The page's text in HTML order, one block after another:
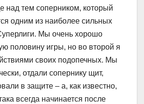
над тем соперником, который
одним из наиболее сильных
Мы очень хорошо
половину игры, но во второй я
своих подопечных. Мы
отдали сопернику щит,
в защите – а, как известно,
всегда начинается после